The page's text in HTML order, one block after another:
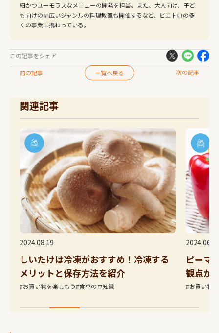
細かつユーモラスなメニューの開発を担当。また、大人向け、子ど
も向けの幅広いジャンルの料理教室も開催するなど、ピエトロの多
くの事業に携わっている。
この記事をシェア
前の記事 一覧へ戻る 次の記事
関連記事
冷凍がおすすめ！冷凍する
保存方法を紹介
しもう#食卓の豆知識
ピーマンとパプリカ
観点から違いをご紹
#お買い物を楽しもう#食卓の豆